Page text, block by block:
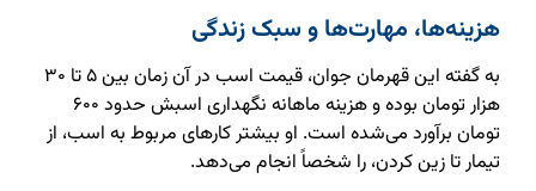
هزینه‌ها، مهارت‌ها و سبک زندگی
به گفته این قهرمان جوان، قیمت اسب در آن زمان بین ۵ تا ۳۰
هزار تومان بوده و هزینه ماهانه نگهداری اسبش حدود ۶۰۰
تومان برآورد می‌شده است. او بیشتر کارهای مربوط به اسب، از
تیمار تا زین کردن، را شخصاً انجام می‌دهد.